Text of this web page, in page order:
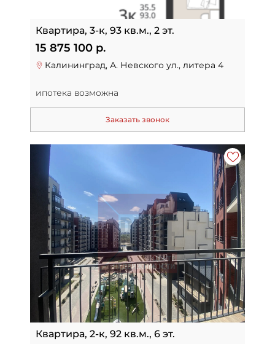
Квартира, 3-к, 93 кв.м., 2 эт.
15 875 100 р.
Калининград, А. Невского ул., литера 4
ипотека возможна
Заказать звонок
Квартира, 2-к, 92 кв.м., 6 эт.